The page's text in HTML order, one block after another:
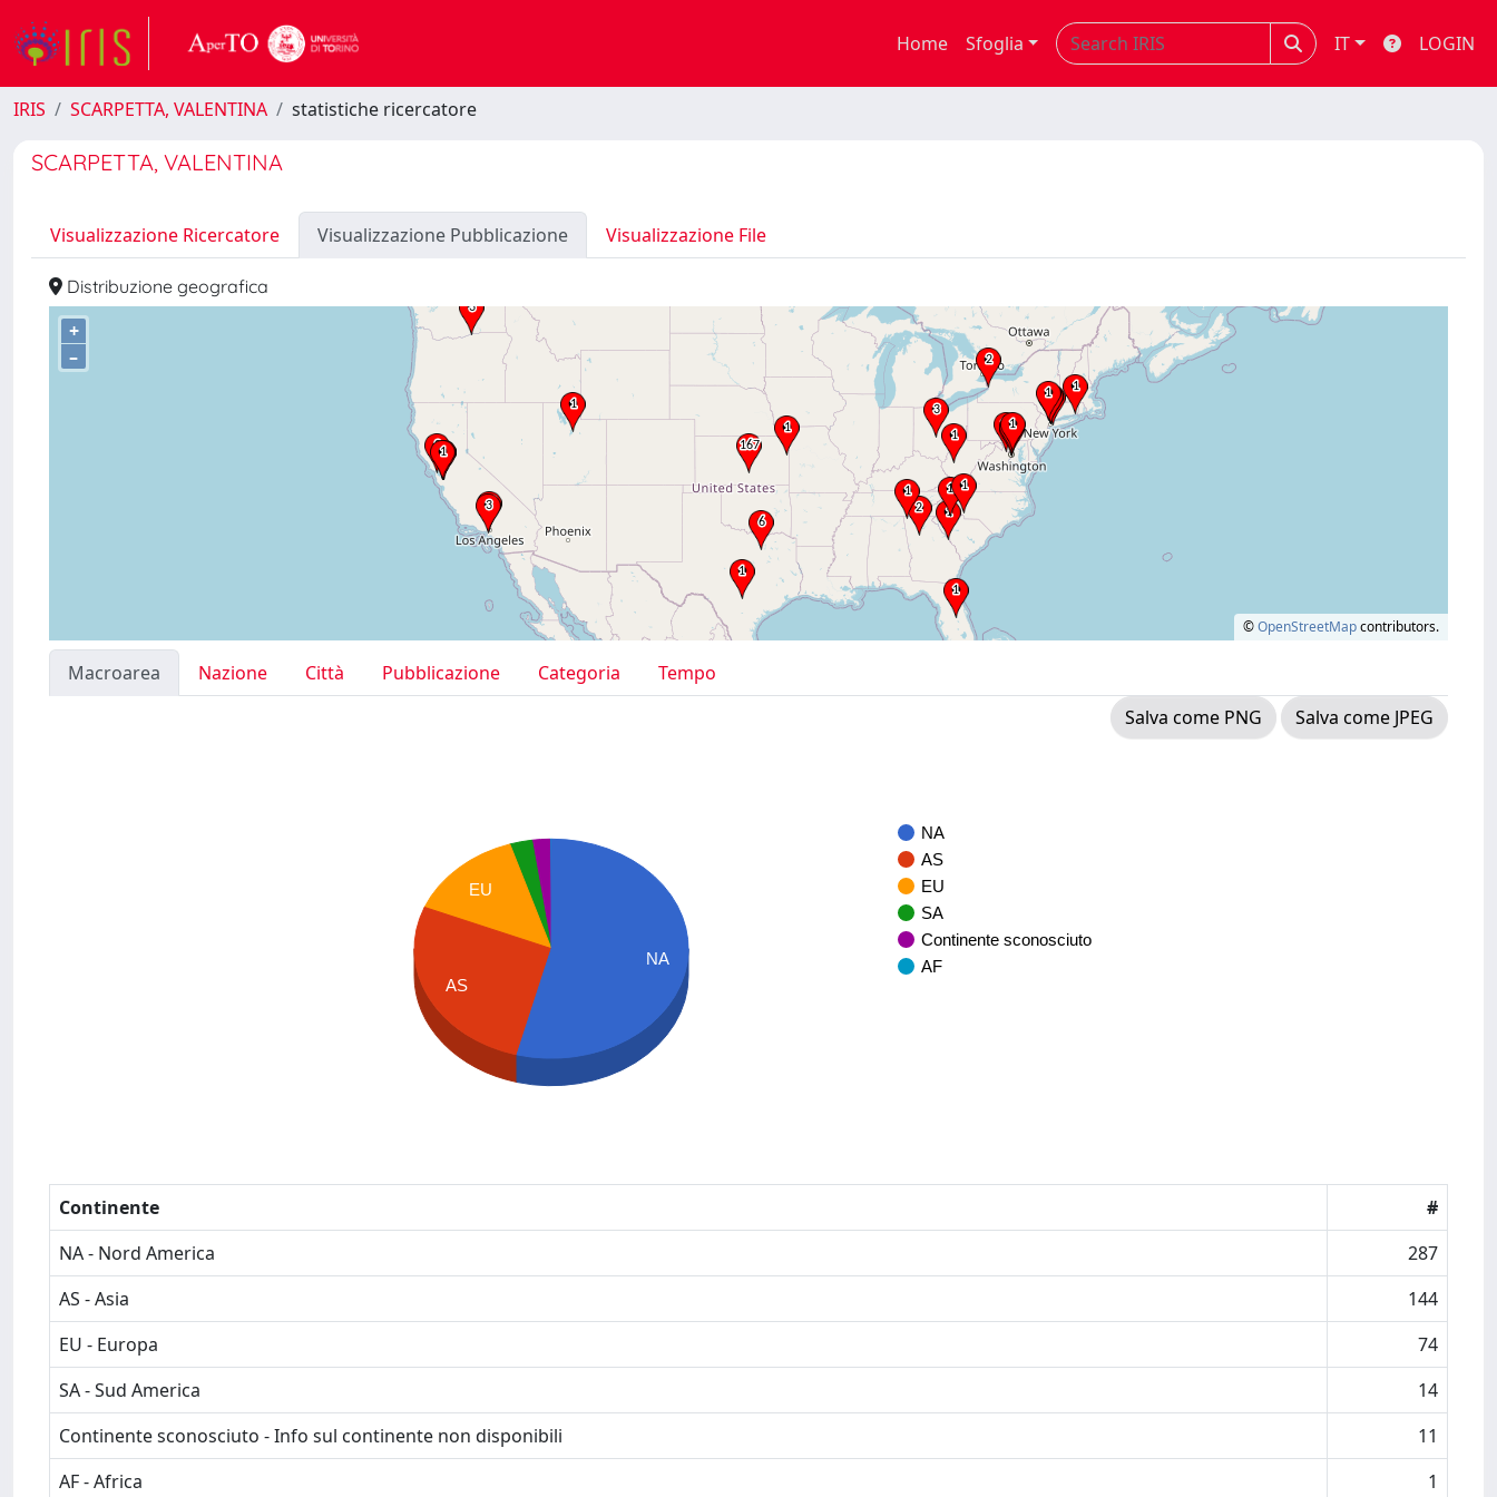
Home Sfoglia IT LOGIN
IRIS SCARPETTA, VALENTINA statistiche ricercatore
SCARPETTA, VALENTINA
Visualizzazione Ricercatore Visualizzazione Pubblicazione Visualizzazione File
Distribuzione geografica
+
–
©OpenStreetMapcontributors.
Macroarea Nazione Città Pubblicazione Categoria
Tempo
Salva come PNG
Salva come JPEG
NA
AS
EU
SA
Continente sconosciuto
AF
EU
AS
NA
Continente
#
NA - Nord America
287
AS - Asia
144
EU - Europa
74
SA - Sud America
14
Continente sconosciuto - Info sul continente non disponibili
11
AF - Africa
1